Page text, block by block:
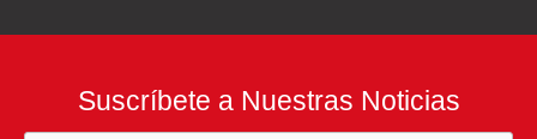
Suscríbete a Nuestras Noticias